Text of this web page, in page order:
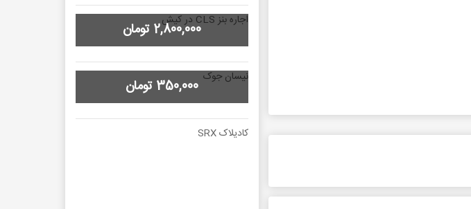
اجاره بنز CLS در کیش 2,800,000 تومان
نیسان جوک 350,000 تومان
کادیلاک SRX